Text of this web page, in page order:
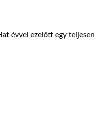
évvel ezelőtt egy teljesen